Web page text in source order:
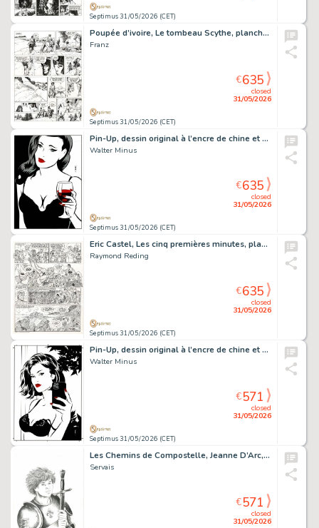
Septimus 31/05/2026 (CET)
Poupée d’ivoire, Le tombeau Scythe, planche originale à l’encre de chine.
Franz
Septimus 31/05/2026 (CET)
closed
31/05/2026
€635
Pin-Up, dessin original à l’encre de chine et à l’aquarelle.
Walter Minus
Septimus 31/05/2026 (CET)
closed
31/05/2026
€635
Eric Castel, Les cinq premières minutes, planche originale à l’encre de chine.
Raymond Reding
Septimus 31/05/2026 (CET)
closed
31/05/2026
€635
Pin-Up, dessin original à l’encre de chine et à l’aquarelle.
Walter Minus
Septimus 31/05/2026 (CET)
closed
31/05/2026
€571
Les Chemins de Compostelle, Jeanne D’Arc, dessin original à la mine de plomb réalisé pour un ex-libris.
Servais
closed
31/05/2026
€571